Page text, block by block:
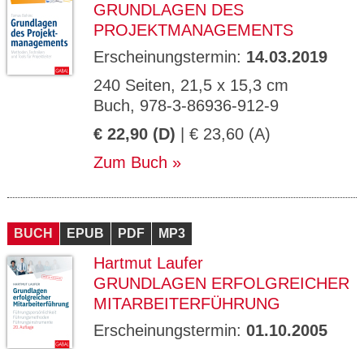
GRUNDLAGEN DES
PROJEKTMANAGEMENTS
Erscheinungstermin: 14.03.2019
240 Seiten, 21,5 x 15,3 cm
Buch, 978-3-86936-912-9
€ 22,90 (D) | € 23,60 (A)
Zum Buch
BUCH EPUB PDF MP3
Hartmut Laufer
GRUNDLAGEN ERFOLGREICHER
MITARBEITERFÜHRUNG
Erscheinungstermin: 01.10.2005